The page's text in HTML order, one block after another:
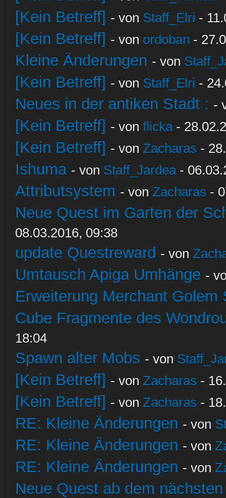
[Kein Betreff] - von Staff_Elri -
[Kein Betreff] - von ordoban -
Kleine Änderungen - von
[Kein Betreff] - von Staff_Elri -
Neues in der antiken Stadt : -
[Kein Betreff] - von flicka-
[Kein Betreff] - von Zacharas -
Ishuma - von Staff_Jardea-
Attributsystem - von Zacharas -
Neue Quest im Garten der
08.03.2016, 09:38
update Questreward - von
Umtausch Apiga Umhänge -
Erweiterung Merchant Golem
Cube Fragmente des
18:04
Spawn alter Mobs - von
[Kein Betreff] - von Zacharas -
[Kein Betreff] - von Zacharas -
RE: Kleine Änderungen - von
RE: Kleine Änderungen - von
RE: Kleine Änderungen - von
Neue Quest ab dem